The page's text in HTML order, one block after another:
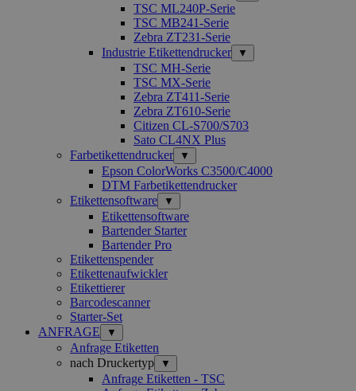
TSC ML240P-Serie
TSC MB241-Serie
Zebra ZT231-Serie
Industrie Etikettendrucker
▼
TSC MH-Serie
TSC MX-Serie
Zebra ZT411-Serie
Zebra ZT610-Serie
Citizen CL-S700/S703
Sato CL4NX Plus
Farbetikettendrucker
▼
Epson ColorWorks C3500/C4000
DTM Farbetikettendrucker
Etikettensoftware
▼
Etikettensoftware
Bartender Starter
Bartender Pro
Etikettenspender
Etikettenaufwickler
Etikettierer
Barcodescanner
Starter-Set
ANFRAGE
▼
Anfrage Etiketten
nach Druckertyp
▼
Anfrage Etiketten - TSC